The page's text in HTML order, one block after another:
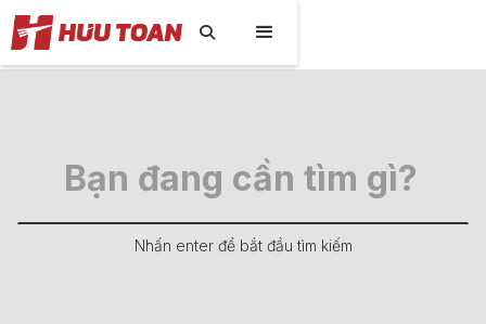

Nhấn enter để bắt đầu tìm kiếm